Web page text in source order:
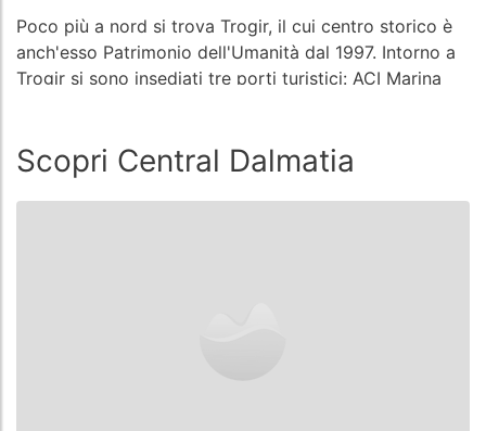
Poco più a nord si trova Trogir, il cui centro storico è
anch'esso Patrimonio dell'Umanità dal 1997. Intorno a
Trogir si sono insediati tre porti turistici: ACI Marina
Le isole Solta e Brac
Scopri Central Dalmatia